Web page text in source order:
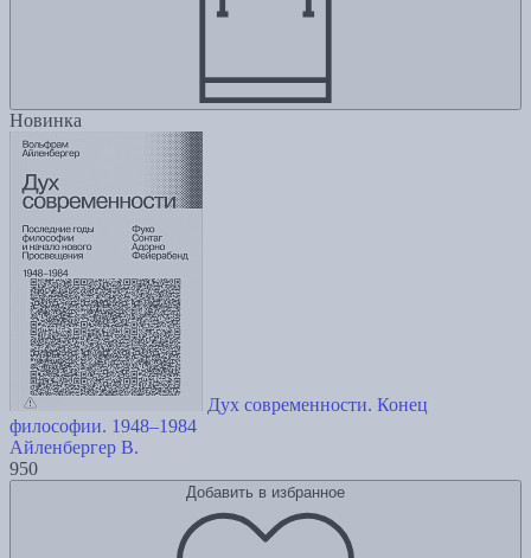
Новинка
Дух современности. Конец
философии. 1948–1984
Айленбергер В.
950
Добавить в избранное